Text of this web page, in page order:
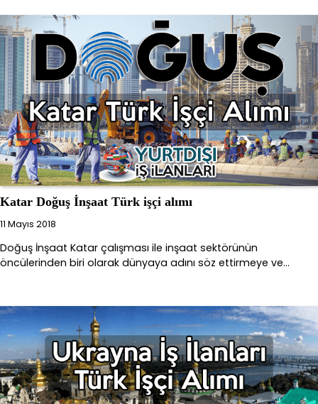
Katar Doğuş İnşaat Türk işçi alımı
11 Mayıs 2018
Doğuş İnşaat Katar çalışması ile inşaat sektörünün
öncülerinden biri olarak dünyaya adını söz ettirmeye ve…